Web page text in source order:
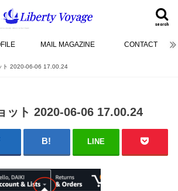
search
MAIL MAGAZINE CONTACT
ト 2020-06-06 17.00.24
ット 2020-06-06 17.00.24
LINE